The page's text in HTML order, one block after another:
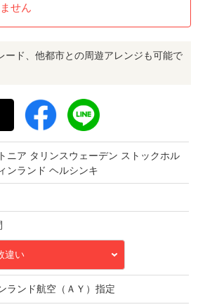
せん
ード、他都市との周遊アレンジも可能で
ニア タリンスウェーデン ストックホル
ンランド ヘルシンキ
違い
ランド航空（ＡＹ）指定